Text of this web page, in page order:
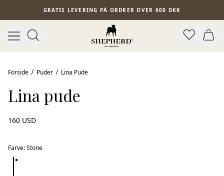
Spring til hovedindholdGRATIS LEVERING PÅ ORDRER OVER 600 DKK
Forside Puder Lina Pude
Lina pude
160 USD
Farve:Stone